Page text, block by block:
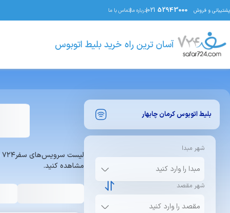
پشتیبانی و فروش 021 52943000 درباره ماتماس با ما
آسان ترین راه خرید بلیط اتوبوس
بلیط اتوبوسکرمانچابهار
شهر مبدا
شهر مقصد
مشاهده کنید.